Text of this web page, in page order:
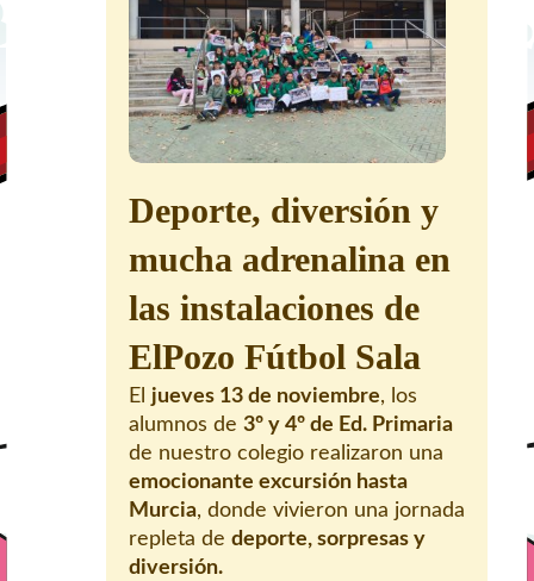
Contacto
Deporte, diversión y
mucha adrenalina en
las instalaciones de
ElPozo Fútbol Sala
El jueves 13 de noviembre, los
alumnos de 3º y 4º de Ed. Primaria
de nuestro colegio realizaron una
emocionante excursión hasta
Murcia, donde vivieron una jornada
repleta de deporte, sorpresas y
diversión.